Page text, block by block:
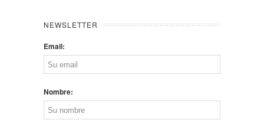
NEWSLETTER
Email:
Nombre: